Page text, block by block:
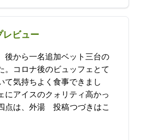
レビュー
後から一名追加ベット三台の
。コロナ後のビュッフェとて
て気持ちよく食事できまし
アイスのクォリティ高かっ
湯… 2023-05-10 10:09:57投稿つづきはこ